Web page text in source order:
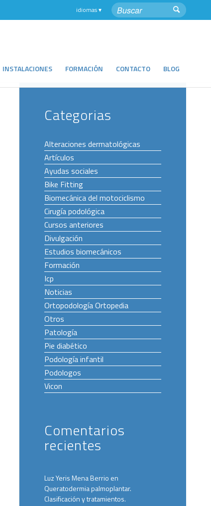
INSTALACIONES FORMACIÓN CONTACTO BLOG
Categorias
Alteraciones dermatológicas
Artículos
Ayudas sociales
Bike Fitting
Biomecánica del motociclismo
Cirugía podológica
Cursos anteriores
Divulgación
Estudios biomecánicos
Formación
Icp
Noticias
Ortopodología Ortopedia
Otros
Patología
Pie diabético
Podología infantil
Podologos
Vicon
Comentarios
recientes
Luz Yeris Mena Berrio en
Queratodermia palmoplantar.
Clasificación y tratamientos.